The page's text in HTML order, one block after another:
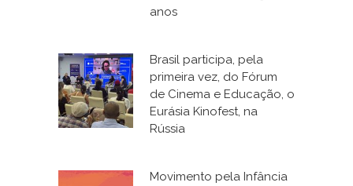
anos
Brasil participa, pela
primeira vez, do Fórum
de Cinema e Educação, o
Eurásia Kinofest, na
Rússia
Movimento pela Infância